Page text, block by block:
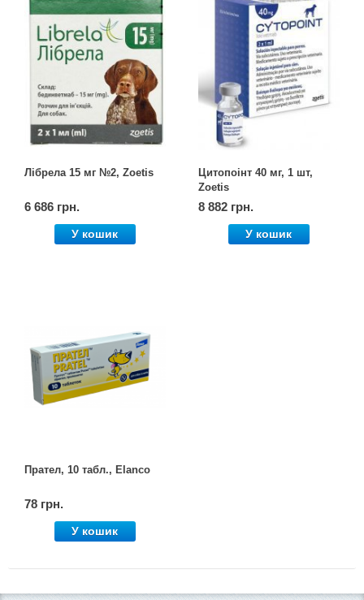
Лібрела 15 мг №2, Zoetis
6 686 грн.
У кошик
Цитопоінт 40 мг, 1 шт,
Zoetis
8 882 грн.
У кошик
Прател, 10 табл., Elanco
78 грн.
У кошик